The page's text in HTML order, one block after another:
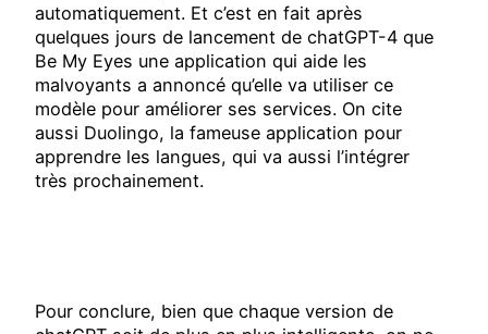
automatiquement. Et c’est en fait après
quelques jours de lancement de chatGPT-4 que
Be My Eyes une application qui aide les
malvoyants a annoncé qu’elle va utiliser ce
modèle pour améliorer ses services. On cite
aussi Duolingo, la fameuse application pour
apprendre les langues, qui va aussi l’intégrer
très prochainement.
Pour conclure, bien que chaque version de